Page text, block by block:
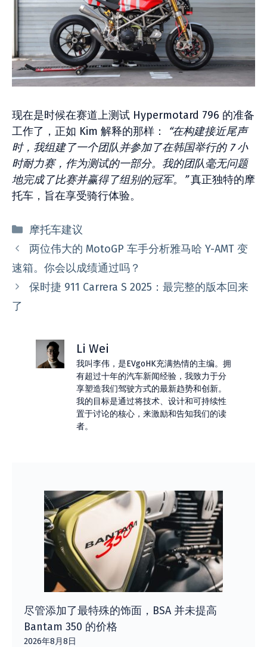
现在是时候在赛道上测试 Hypermotard 796 的准备
工作了，正如 Kim 解释的那样：
“在构建接近尾声
时，我组建了一个团队并参加了在韩国举行的 7 小
时耐力赛，作为测试的一部分。我的团队毫无问题
地完成了比赛并赢得了组别的冠军。”真正独特的摩
托车，旨在享受骑行体验。
分
类
摩托车建议
两位伟大的 MotoGP 车手分析雅马哈 Y-AMT 变
速箱。你会以成绩通过吗？
保时捷 911 Carrera S 2025：最完整的版本回来
了
Li Wei
我叫李伟，是EVgoHK充满热情的主编。拥
有超过十年的汽车新闻经验，我致力于分
享塑造我们驾驶方式的最新趋势和创新。
我的目标是通过将技术、设计和可持续性
置于讨论的核心，来激励和告知我们的读
者。
尽管添加了最特殊的饰面，BSA 并未提高
Bantam 350 的价格
2026年8月8日